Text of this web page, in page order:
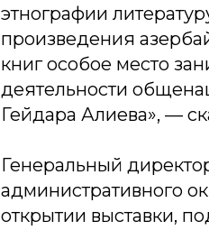
этнографии
произведения
книг особое место
деятельности
Гейдара Алиева», —
Генеральный
административного
открытии выставки,